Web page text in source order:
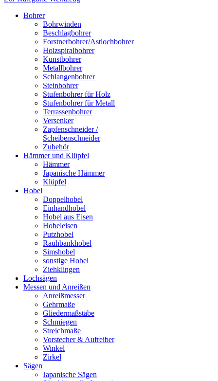
Bohrer
Bohrwinden
Beschlagbohrer
Forstnerbohrer/Astlochbohrer
Holzspiralbohrer
Kunstbohrer
Metallbohrer
Schlangenbohrer
Steinbohrer
Stufenbohrer für Holz
Stufenbohrer für Metall
Terrassenbohrer
Versenker
Zapfenschneider /
Scheibenschneider
Zubehör
Hämmer und Klüpfel
Hämmer
Japanische Hämmer
Klüpfel
Hobel
Doppelhobel
Einhandhobel
Hobel aus Eisen
Hobeleisen
Putzhobel
Rauhbankhobel
Simshobel
sonstige Hobel
Ziehklingen
Lochsägen
Messen und Anreißen
Anreißmesser
Gehrmaße
Gliedermaßstäbe
Schmiegen
Streichmaße
Vorstecher & Aufreiber
Winkel
Zirkel
Sägen
Japanische Sägen